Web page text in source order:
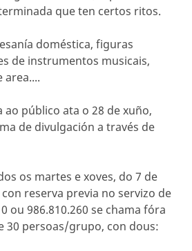
que ten certos ritos.
doméstica, figuras
de instrumentos musicais,
area....
ao público ata o 28 de xuño,
de divulgación a través de
os martes e xoves, do 7 de
reserva previa no servizo de
ou 986.810.260 se chama fóra
30 persoas/grupo, con dous: